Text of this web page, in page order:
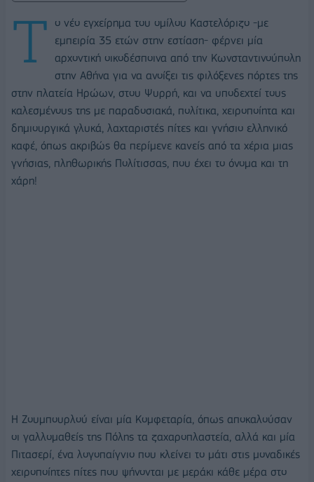
Τ
ο νέο εγχείρημα του ομίλου Καστελόριζο -με
εμπειρία 35 ετών στην εστίαση- φέρνει μία
αρχοντική οικοδέσποινα από την Κωνσταντινούπολη
στην Αθήνα για να ανοίξει τις φιλόξενες πόρτες της
στην πλατεία Ηρώων, στου Ψυρρή, και να υποδεχτεί τους
καλεσμένους της με παραδοσιακά, πολίτικα, χειροποίητα και
δημιουργικά γλυκά, λαχταριστές πίτες και γνήσιο ελληνικό
καφέ, όπως ακριβώς θα περίμενε κανείς από τα χέρια μιας
γνήσιας, πληθωρικής Πολίτισσας, που έχει το όνομα και τη
χάρη!
Η Ζουμπουρλού είναι μία Κομφεταρία, όπως αποκαλούσαν
οι γαλλομαθείς της Πόλης τα ζαχαροπλαστεία, αλλά και μία
Πιτασερί, ένα λογοπαίγνιο που κλείνει το μάτι στις μοναδικές
χειροποίητες πίτες που ψήνονται με μεράκι κάθε μέρα στο